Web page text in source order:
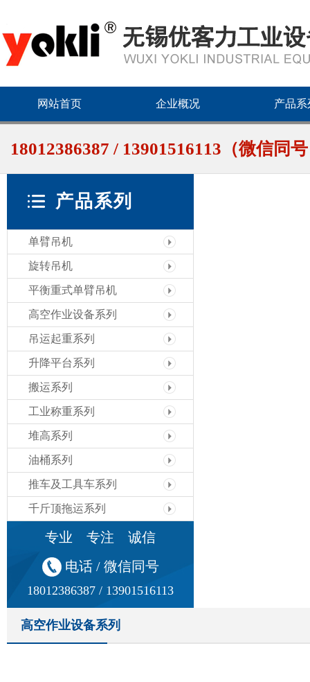
网站首页 企业概况 产品系
18012386387 / 13901516113（微信同
产品系列
单臂吊机
旋转吊机
平衡重式单臂吊机
高空作业设备系列
吊运起重系列
升降平台系列
搬运系列
工业称重系列
堆高系列
油桶系列
推车及工具车系列
千斤顶拖运系列
专业 专注 诚信
电话 / 微信同号
18012386387 / 13901516113
高空作业设备系列